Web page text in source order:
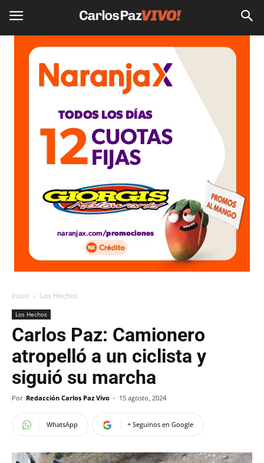
Inicio Los Hechos
Los Hechos
Carlos Paz: Camionero
atropelló a un ciclista y
siguió su marcha
Por Redacción Carlos Paz Vivo - 15 agosto, 2024
WhatsApp + Seguinos en Google